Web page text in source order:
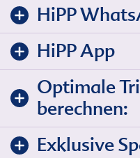
HiPP
HiPP App
Optimale
berechnen:
Exklusive